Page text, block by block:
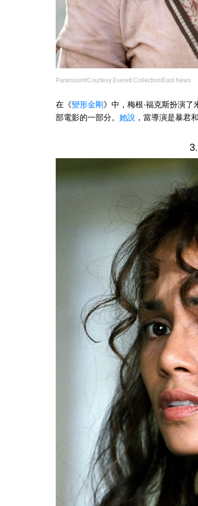
Paramount/Courtesy Everett Collection/East News
在《變形金剛 》中，梅根·福克斯扮演
部電影的一部分。 她說 ，當導演是暴君